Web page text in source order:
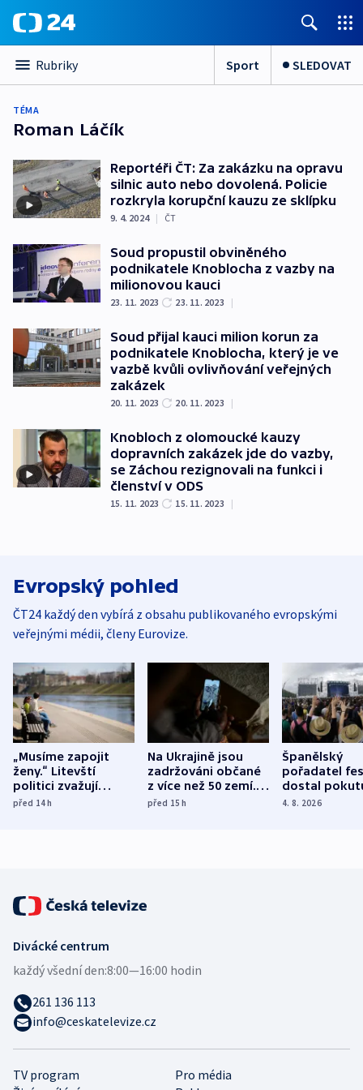
Rubriky Sport SLEDOVAT
TÉMA
Roman Láčík
Reportéři ČT: Za zakázku na opravu
silnic auto nebo dovolená. Policie
rozkryla korupční kauzu ze sklípku
9. 4. 2024 | ČT
Soud propustil obviněného
podnikatele Knoblocha z vazby na
milionovou kauci
23. 11. 2023 23. 11. 2023 |
Soud přijal kauci milion korun za
podnikatele Knoblocha, který je ve
vazbě kvůli ovlivňování veřejných
zakázek
20. 11. 2023 20. 11. 2023 |
Knobloch z olomoucké kauzy
dopravních zakázek jde do vazby,
se Záchou rezignovali na funkci i
členství v ODS
15. 11. 2023 15. 11. 2023 |
Evropský pohled
ČT24 každý den vybírá z obsahu publikovaného evropskými
veřejnými médii, členy Eurovize.
„Musíme zapojit
ženy.“ Litevští
politici zvažují
dohodu o
před 14h
Na Ukrajině jsou
zadržováni občané
z více než 50 zemí.
Bojovali na straně
před 15h
Španělský
pořadatel
dostal
nekalé
4. 8. 2026
TV program
Pro média
Divácké centrum
každý všední den:8:00—16:00 hodin
261 136 113
info@ceskatelevize.cz